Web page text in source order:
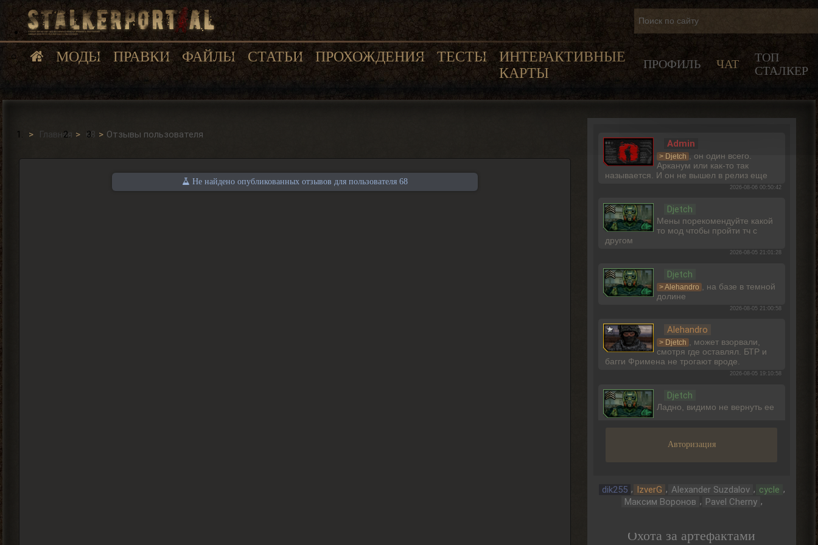
МОДЫ ПРАВКИ ФАЙЛЫ СТАТЬИ ПРОХОЖДЕНИЯ ТЕСТЫ
ИНТЕРАКТИВНЫЕ
КАРТЫ
ПРОФИЛЬ ЧАТ
ТОП
СТАЛКЕР
Главная 68 Отзывы пользователя
Не найдено опубликованных отзывов для пользователя 68
Admin
> Djetch , он один всего.
Арканум или как-то так
называется. И он не вышел в релиз еще
2026-08-06 00:50:42
Djetch
Мены порекомендуйте какой
то мод чтобы пройти тч с
другом
2026-08-05 21:01:28
Djetch
> Alehandro , на базе в темной
долине
2026-08-05 21:00:58
Alehandro
> Djetch , может взорвали,
смотря где оставлял. БТР и
багги Фримена не трогают вроде.
2026-08-05 19:10:58
Djetch
Ладно, видимо не вернуть ее
Djetch
Djetch
2026-08-05 14:07:27
Авторизация
dik255 , IzverG , Alexander Suzdalov , cycle ,
Максим Воронов , Pavel Cherny ,
Охота за артефактами